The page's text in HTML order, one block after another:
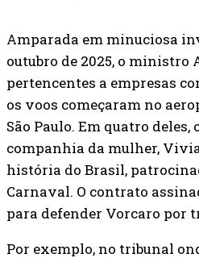
Amparada em minuciosa
outubro de 2025, o
pertencentes a empresas
os voos começaram no
São Paulo. Em quatro
companhia da mulher,
história do Brasil,
Carnaval. O contrato
para defender Vorcaro por
Por exemplo, no tribunal